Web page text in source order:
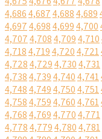
4,6864,6874,6884,689
4,6974,6984,6994,700
4,7074,7084,7094,710
4,7184,7194,7204,721
4,7284,7294,7304,731
4,7384,7394,7404,741
4,7484,7494,7504,751
4,7584,7594,7604,761
4,7684,7694,7704,771
4,7784,7794,7804,781